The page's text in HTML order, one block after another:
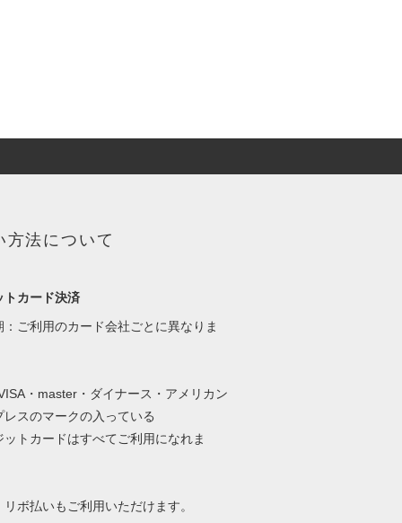
方法について
トカード決済
：ご利用のカード会社ごとに異なりま
・master・ダイナース・アメリカン
レスのマークの入っている
トカードはすべてご利用になれま
ボ払いもご利用いただけます。